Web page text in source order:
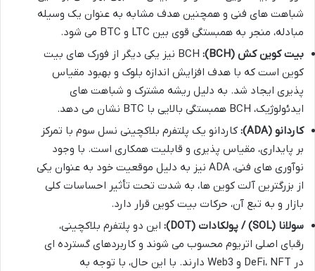
شباهت های فنی و همچنین هدف مشابه به عنوان یک وسیله
مبادله، منجر به همبستگی قوی بین LTC و BTC می شود.
بیت کوین کش (BCH):
BCH نیز یکی دیگر از فورک های بیت
کوین است که با هدف افزایش اندازه بلوک و بهبود مقیاس
پذیری ایجاد شد. به دلیل ریشه مشترک و شباهت های
ایدئولوژیک، BCH همبستگی بالایی با BTC نشان می دهد.
کاردانو (ADA):
کاردانو یک پلتفرم بلاکچینی نسل سوم با تمرکز
بر پایداری، مقیاس پذیری و قابلیت همکاری است. با وجود
نوآوری های فنی، ADA نیز به دلیل موقعیت خود به عنوان یکی
از بزرگترین آلت کوین ها، به شدت تحت تأثیر احساسات کلی
بازار و به تبع آن، حرکات بیت کوین قرار دارد.
سولانا (SOL) / پولکادات (DOT):
این دو پلتفرم بلاکچینی،
رقبای اصلی اتریوم محسوب می شوند و کاربردهای گسترده ای
در DeFi، NFT و Web3 دارند. با این حال، با توجه به